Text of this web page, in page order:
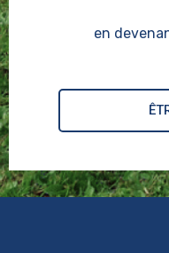
en